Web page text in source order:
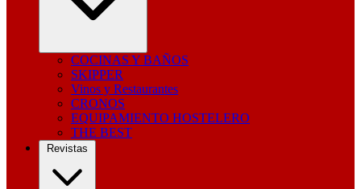
COCINAS Y BAÑOS
SKIPPER
Vinos y Restaurantes
CRONOS
EQUIPAMIENTO HOSTELERO
THE BEST
Revistas